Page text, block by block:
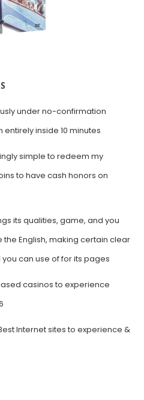
under no-confirmation
inside 10 minutes
simple to redeem my
to have cash honors on
its qualities, game, and you
English, making certain clear
can use of for its pages
casinos to experience
Internet sites to experience &